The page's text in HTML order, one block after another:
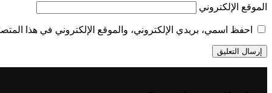
الموقع الإلكتروني
احفظ اسمي، بريدي الإلكتروني، والموقع الإلكتروني في هذا